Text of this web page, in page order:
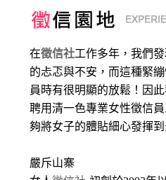
在徵信社工作多年，我們
的忐忑與不安，而這種緊
員時有很明顯的放鬆！因
聘用清一色專業女性徵信
夠將女子的體貼細心發揮
嚴斥山寨